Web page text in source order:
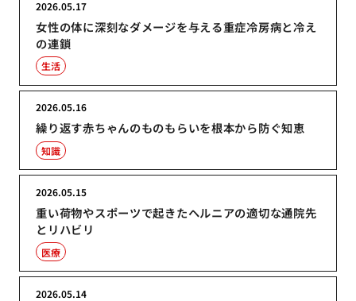
女性の体に深刻なダメージを与える重症冷房病と冷え
の連鎖
2026.05.17
生活
繰り返す赤ちゃんのものもらいを根本から防ぐ知恵
2026.05.16
知識
重い荷物やスポーツで起きたヘルニアの適切な通院先
とリハビリ
2026.05.15
医療
2026.05.14